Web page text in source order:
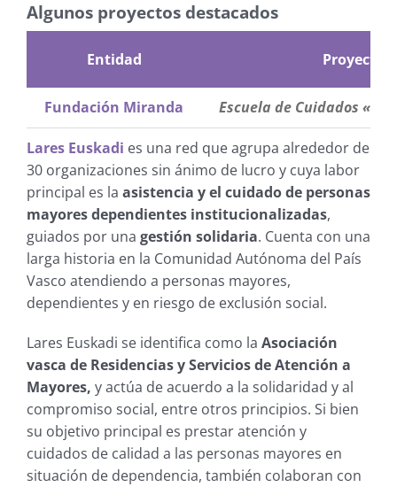
Algunos proyectos destacados
Entidad Proyecto
Fundación Miranda Escuela de Cuidados
Lares Euskadi es una red que agrupa alrededor de
30 organizaciones sin ánimo de lucro y cuya labor
principal es la asistencia y el cuidado de personas
mayores dependientes institucionalizadas,
guiados por una gestión solidaria. Cuenta con una
larga historia en la Comunidad Autónoma del País
Vasco atendiendo a personas mayores,
dependientes y en riesgo de exclusión social.
Lares Euskadi se identifica como la Asociación
vasca de Residencias y Servicios de Atención a
Mayores, y actúa de acuerdo a la solidaridad y al
compromiso social, entre otros principios. Si bien
su objetivo principal es prestar atención y
cuidados de calidad a las personas mayores en
situación de dependencia, también colaboran con